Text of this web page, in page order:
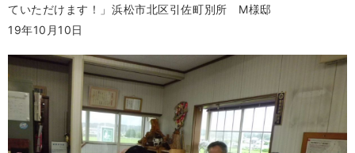
ていただけます！」浜松市北区引佐町別所 M様邸
19年10月10日